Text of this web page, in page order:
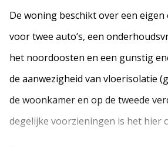
De woning beschikt over een
voor twee auto’s, een
het noordoosten en een gunstig
de aanwezigheid van vloerisolatie
de woonkamer en op de tweede
degelijke voorzieningen is het hier